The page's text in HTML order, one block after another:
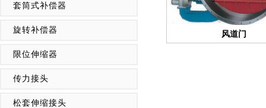
套筒式补偿器
旋转补偿器
限位伸缩器
传力接头
松套伸缩接头
风道门